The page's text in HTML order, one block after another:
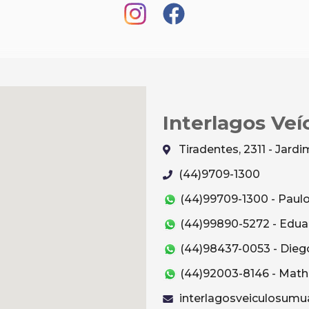
Interlagos
Tiradentes, 2311 -
(44)9709-1300
(44)99709-1300 -
(44)99890-5272 -
(44)98437-0053 -
(44)92003-8146 -